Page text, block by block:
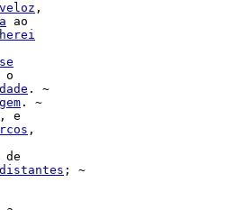
veloz ,
ao
o
. ~
. ~
,
de
distantes ; ~